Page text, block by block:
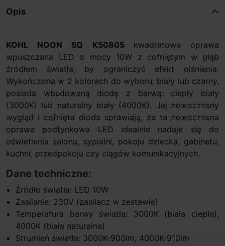
Opis
KOHL NOON SQ K50805 kwadratowa oprawa
wpuszczana LED o mocy 10W z cofniętym w głąb
źródłem światła, by ograniczyć efekt olśnienia.
Wykończona w 2 kolorach do wyboru: biały lub czarny,
posiada wbudowaną diodę z barwą: ciepły biały
(3000K) lub naturalny biały (4000K). Jej nowoczesny
wygląd i cofnięta dioda sprawiają, że ta nowoczesna
oprawa podtynkowa LED idealnie nadaje się do
oświetlenia salonu, sypialni, pokoju dziecka, gabinetu,
kuchni, przedpokoju czy ciągów komunikacyjnych.
Dane techniczne:
Źródło światła: LED 10W
Zasilanie: 230V (zasilacz w zestawie)
Temperatura barwy światła: 3000K (biała ciepła),
4000K (biała naturalna)
Strumień światła: 3000K-900lm, 4000K-910lm